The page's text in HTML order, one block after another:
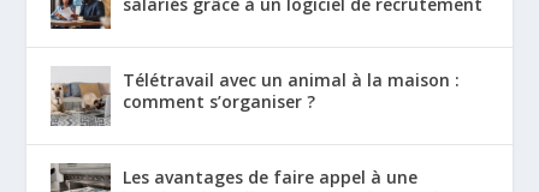
salariés grâce à un logiciel de recrutement
Télétravail avec un animal à la maison :
comment s’organiser ?
Les avantages de faire appel à une